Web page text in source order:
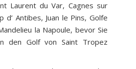
Laurent du Var, Cagnes sur
d’ Antibes, Juan le Pins, Golfe
la Napoule, bevor Sie
den Golf von Saint Tropez